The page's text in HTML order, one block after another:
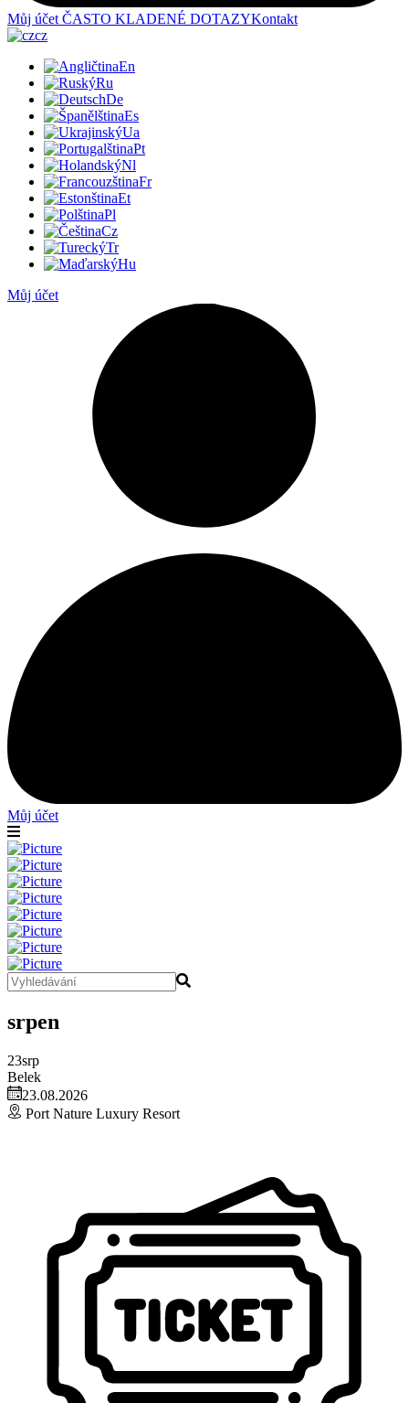
Můj účet ČASTO KLADENÉ DOTAZYKontakt
cz
En
Ru
De
Es
Ua
Pt
Nl
Fr
Et
Pl
Cz
Tr
Hu
Můj účet
Můj účet
srpen
23srp
Belek
23.08.2026
Port Nature Luxury Resort